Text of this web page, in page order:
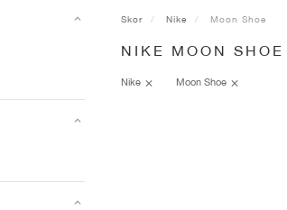
Skor Nike Moon Shoe
NIKE MOON SHOE
Nike Moon Shoe